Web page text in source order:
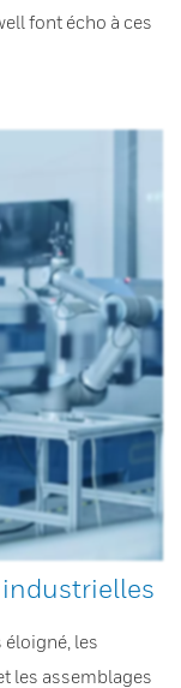
font écho à ces
éloigné, les
les assemblages